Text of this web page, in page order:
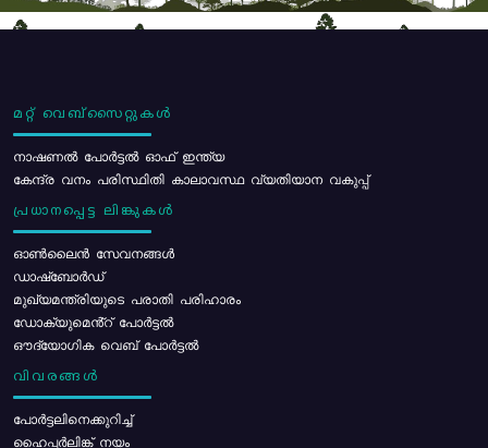
മറ്റ് വെബ്സൈറ്റുകൾ
നാഷണൽ പോർട്ടൽ ഓഫ് ഇന്ത്യ
കേന്ദ്ര വനം പരിസ്ഥിതി കാലാവസ്ഥ വ്യതിയാന വകുപ്പ്
പ്രധാനപ്പെട്ട ലിങ്കുകൾ
ഓൺലൈൻ സേവനങ്ങൾ
ഡാഷ്ബോർഡ്
മുഖ്യമന്ത്രിയുടെ പരാതി പരിഹാരം
ഡോക്യുമെൻ്റ് പോർട്ടൽ
ഔദ്യോഗിക വെബ് പോർട്ടൽ
വിവരങ്ങൾ
പോര്‍ട്ടലിനെക്കുറിച്ച്
ഹൈപ്പർലിങ്ക് നയം